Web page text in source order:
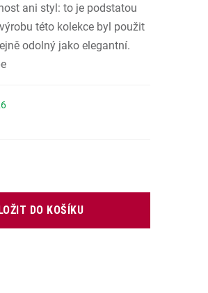
ani styl: to je podstatou
této kolekce byl použit
odolný jako elegantní.
DO KOŠÍKU